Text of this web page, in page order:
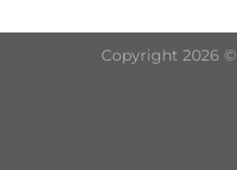
Copyright 2026 ©